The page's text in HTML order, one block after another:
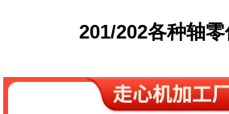
201/202各种轴